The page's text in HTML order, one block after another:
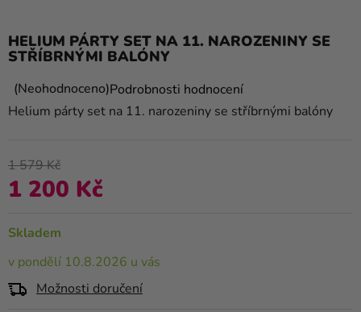
Dárky
a
Svátky
potřeby
Personalizované
Témata
HELIUM PÁRTY SET NA 11. NAROZENINY SE
STŘÍBRNÝMI BALÓNY
Průměrné
hodnocení
0,0
z
5
NeohodnocenoPodrobnosti hodnocení
Helium párty set na 11. narozeniny se stříbrnými balóny
Skladem
v pondělí 10.8.2026 u vás
Možnosti doručení
1 579 Kč
1 200 Kč